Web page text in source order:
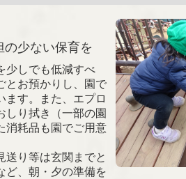
少ない保育を
少しでも低減すべ
とお預かりし、園で
ます。また、エプロ
しり拭き（一部の園
消耗品も園でご用意
送り等は玄関までと
ど、朝・夕の準備を